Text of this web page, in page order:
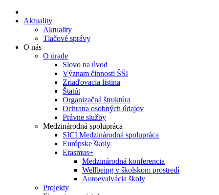
Aktuality
Aktuality
Tlačové správy
O nás
O úrade
Slovo na úvod
Význam činnosti ŠŠI
Zriaďovacia listina
Štatút
Organizačná štruktúra
Ochrana osobných údajov
Právne služby
Medzinárodná spolupráca
SICI Medzinárodná spolupráca
Európske školy
Erasmus+
Medzinárodná konferencia
Wellbeing v školskom prostredí
Autoevalvácia školy
Projekty